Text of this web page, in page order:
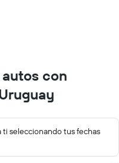
con
seleccionando tus fechas